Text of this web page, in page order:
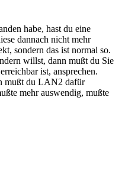
habe, hast du eine
dannach nicht mehr
sondern das ist normal so.
willst, dann mußt du Sie
ist, ansprechen.
mußt du LAN2 dafür
mehr auswendig, mußte